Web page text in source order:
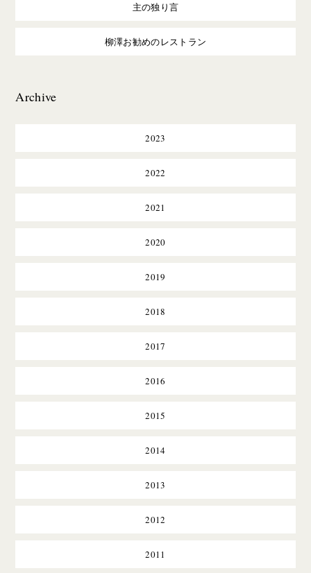
主の独り言
柳澤お勧めのレストラン
Archive
2023
2022
2021
2020
2019
2018
2017
2016
2015
2014
2013
2012
2011